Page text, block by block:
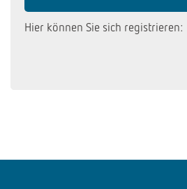
Hier können Sie sich registrieren: